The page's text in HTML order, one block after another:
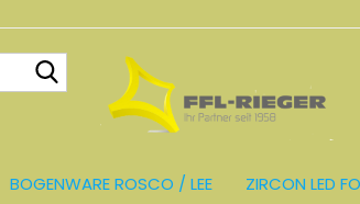
BOGENWARE ROSCO / LEE ZIRCON LED